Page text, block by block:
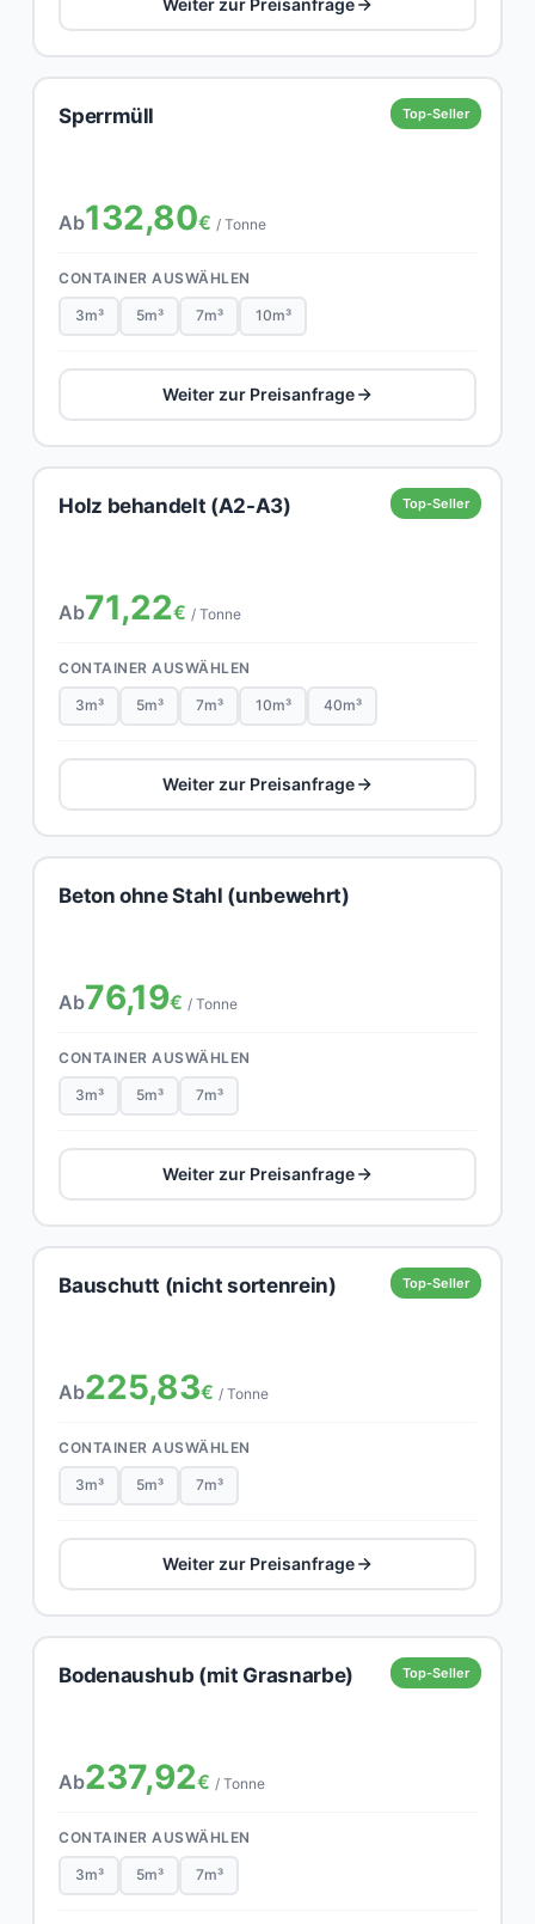
Top-Seller
Sperrmüll
Ab132,80€ / Tonne
CONTAINER AUSWÄHLEN
3m³ 5m³ 7m³ 10m³
Weiter zur Preisanfrage
Top-Seller
Holz behandelt (A2-A3)
Ab71,22€ / Tonne
CONTAINER AUSWÄHLEN
3m³ 5m³ 7m³ 10m³ 40m³
Weiter zur Preisanfrage
Beton ohne Stahl (unbewehrt)
Ab76,19€ / Tonne
CONTAINER AUSWÄHLEN
3m³ 5m³ 7m³
Weiter zur Preisanfrage
Top-Seller
Bauschutt (nicht sortenrein)
Ab225,83€ / Tonne
CONTAINER AUSWÄHLEN
3m³ 5m³ 7m³
Weiter zur Preisanfrage
Top-Seller
Bodenaushub (mit Grasnarbe)
Ab237,92€ / Tonne
CONTAINER AUSWÄHLEN
3m³ 5m³ 7m³